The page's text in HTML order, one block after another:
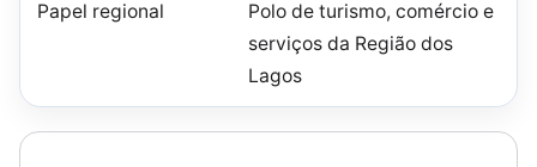
Papel regional
Polo de turismo, comércio e
serviços da Região dos
Lagos